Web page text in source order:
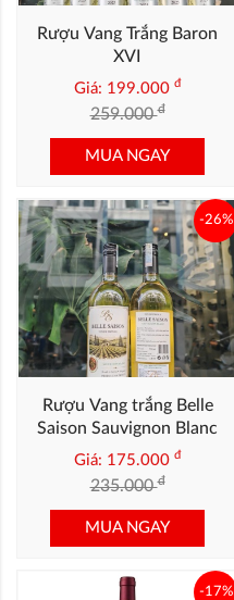
Rượu Vang Trắng Baron
XVI
Giá: 199.000 đ
259.000đ
MUA NGAY
Rượu Vang trắng Belle
Saison Sauvignon Blanc
Giá: 175.000 đ
235.000đ
-26%
MUA NGAY
-17%